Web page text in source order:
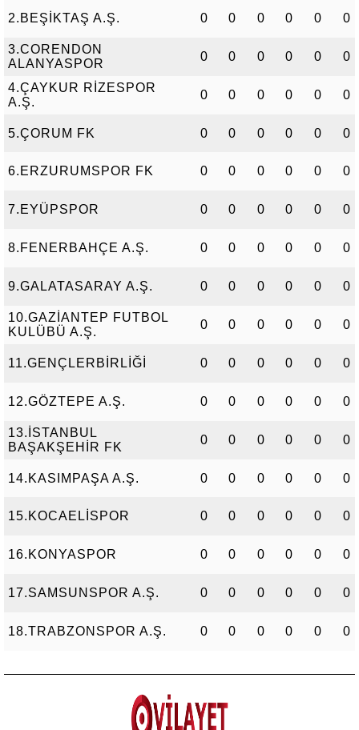
2.BEŞİKTAŞ A.Ş. 0 0 0 0 0 0
3.CORENDON
ALANYASPOR
0 0 0 0 0 0
4.ÇAYKUR RİZESPOR
A.Ş.
0 0 0 0 0 0
5.ÇORUM FK 0 0 0 0 0 0
6.ERZURUMSPOR FK 0 0 0 0 0 0
7.EYÜPSPOR 0 0 0 0 0 0
8.FENERBAHÇE A.Ş. 0 0 0 0 0 0
9.GALATASARAY A.Ş. 0 0 0 0 0 0
10.GAZİANTEP FUTBOL
KULÜBÜ A.Ş.
0 0 0 0 0 0
11.GENÇLERBİRLİĞİ 0 0 0 0 0 0
12.GÖZTEPE A.Ş. 0 0 0 0 0 0
13.İSTANBUL
BAŞAKŞEHİR FK
0 0 0 0 0 0
14.KASIMPAŞA A.Ş. 0 0 0 0 0 0
15.KOCAELİSPOR 0 0 0 0 0 0
16.KONYASPOR 0 0 0 0 0 0
17.SAMSUNSPOR A.Ş. 0 0 0 0 0 0
18.TRABZONSPOR A.Ş. 0 0 0 0 0 0